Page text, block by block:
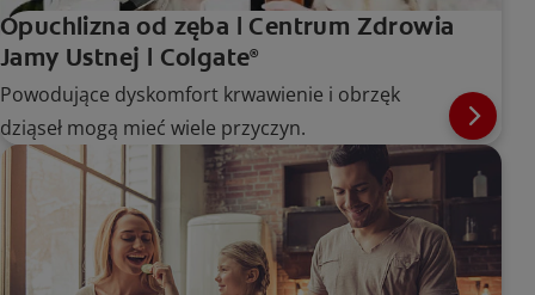
Opuchlizna od zęba | Centrum Zdrowia
Jamy Ustnej | Colgate®
Powodujące dyskomfort krwawienie i obrzęk
dziąseł mogą mieć wiele przyczyn.